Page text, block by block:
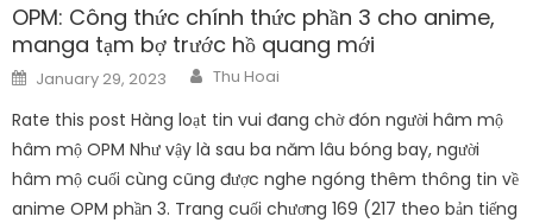
OPM: Công thức chính thức phần 3 cho anime,
manga tạm bợ trước hồ quang mới
Posted
on
January 29, 2023 Author
Thu Hoai
Rate this post Hàng loạt tin vui đang chờ đón người hâm mộ
hâm mộ OPM Như vậy là sau ba năm lâu bóng bay, người
hâm mộ cuối cùng cũng được nghe ngóng thêm thông tin về
anime OPM phần 3. Trang cuối chương 169 (217 theo bản tiếng